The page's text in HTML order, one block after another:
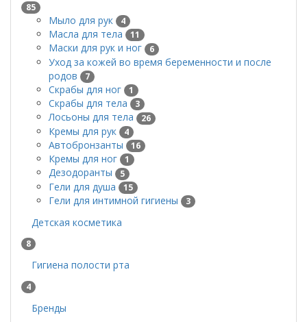
85
Мыло для рук 4
Масла для тела 11
Маски для рук и ног 6
Уход за кожей во время беременности и после
родов
7
Скрабы для ног 1
Скрабы для тела 3
Лосьоны для тела 26
Кремы для рук 4
Автобронзанты 16
Кремы для ног 1
Дезодоранты 5
Гели для душа 15
Гели для интимной гигиены 3
Детская косметика
8
Гигиена полости рта
4
Бренды